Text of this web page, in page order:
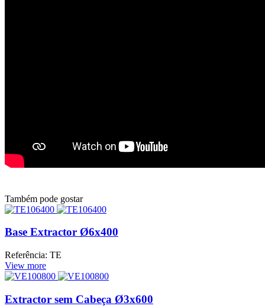
Também pode gostar
Base Extractor Ø6x400
Referência: TE
View more
Extractor sem Cabeça Ø3x600